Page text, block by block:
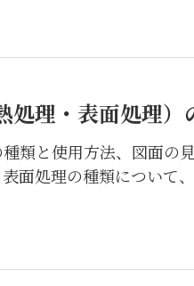
処理・表面処理）
類と使用方法、図面の
面処理の種類について